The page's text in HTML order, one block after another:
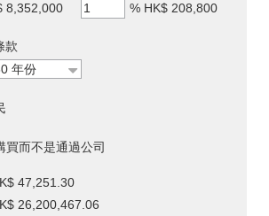
8,352,000
% HK$ 208,800
款
買而不是通過公司
47,251.30
26,200,467.06